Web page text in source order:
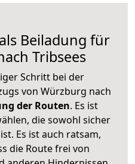
Beiladung für
Tribsees
Schritt bei der
von Würzburg nach
der Routen. Es ist
die sowohl sicher
Es ist auch ratsam,
die Route frei von